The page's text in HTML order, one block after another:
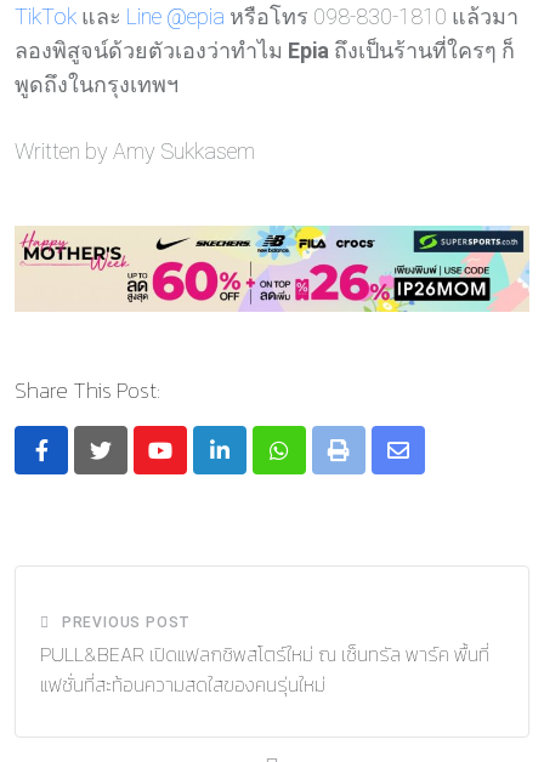
TikTok และ Line @epia หรือโทร 098-830-1810 แล้วมา
ลองพิสูจน์ด้วยตัวเองว่าทำไม Epia ถึงเป็นร้านที่ใครๆ ก็
พูดถึงในกรุงเทพฯ
Written by Amy Sukkasem
Share This Post:
YoutubeLinkedInWhatsapp
Print
Share
PREVIOUS POST
PULL&BEAR เปิดแฟลกชิพสโตร์ใหม่ ณ เซ็นทรัล พาร์ค พื้นที่
แฟชั่นที่สะท้อนความสดใสของคนรุ่นใหม่